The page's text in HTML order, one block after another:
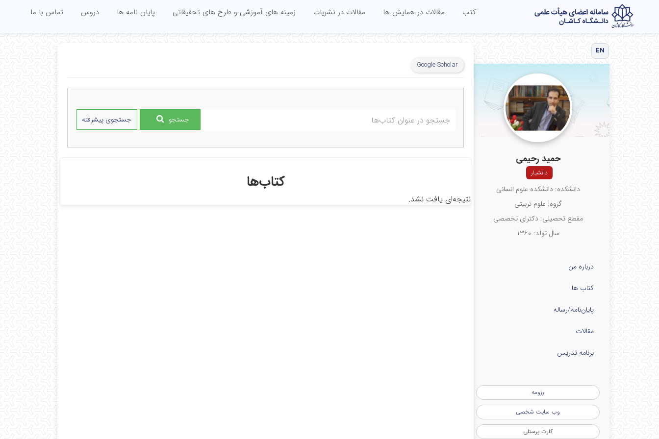
کتب مقالات در همایش ها مقالات در نشریات زمینه های آموزشی و طرح های تحقیقاتی پایان نامه ها دروس تماس با ما
EN
حمید رحیمی
دانشیار
دانشکده: دانشکده علوم انسانی
گروه: علوم تربیتی
مقطع تحصیلی: دکترای تخصصی
سال تولد: ۱۳۶۰
درباره من
کتاب ها
پایان‌نامه‌/رساله
مقالات
برنامه تدریس
رزومه
وب سایت شخصی
کارت پرسنلی
Google Scholar
جستجو جستجوی پیشرفته
کتاب‌ها
نتیجه‌ای یافت نشد.